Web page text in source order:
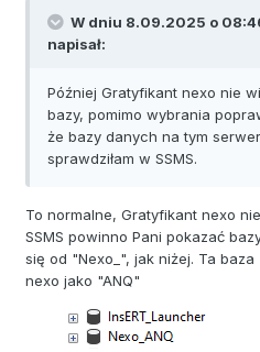
W dniu 8.09.2025 o
napisał:
Później Gratyfikant nexo nie
bazy, pomimo wybrania
że bazy danych na tym
sprawdziłam w SSMS.
To normalne, Gratyfikant nexo
SSMS powinno Pani pokazać
się od "Nexo_", jak niżej. Ta
nexo jako "ANQ"